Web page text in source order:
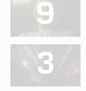
9
3